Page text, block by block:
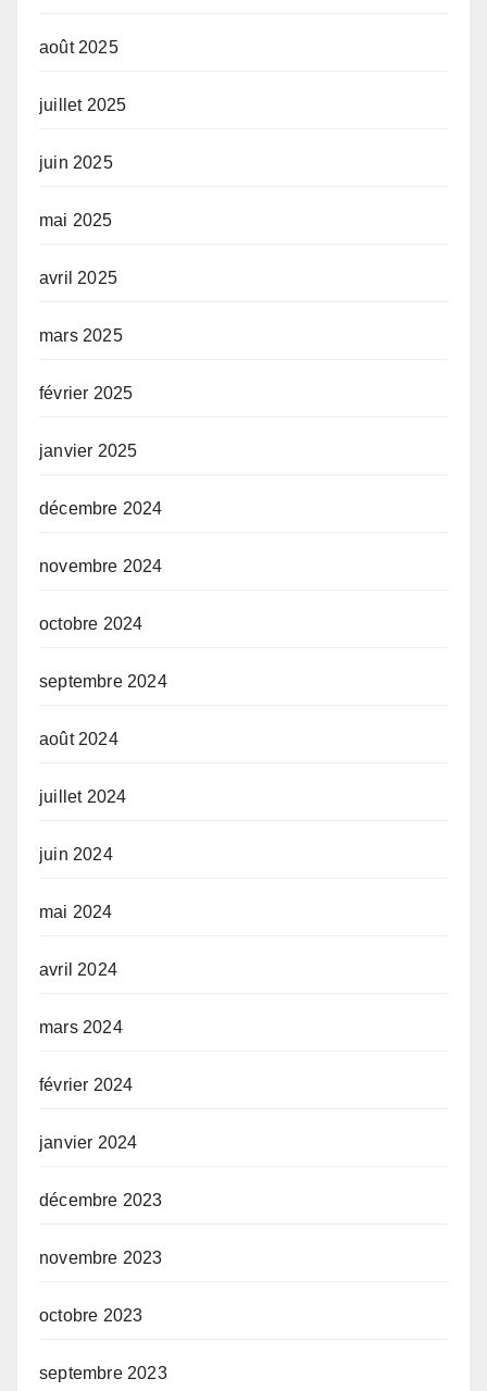
août 2025
juillet 2025
juin 2025
mai 2025
avril 2025
mars 2025
février 2025
janvier 2025
décembre 2024
novembre 2024
octobre 2024
septembre 2024
août 2024
juillet 2024
juin 2024
mai 2024
avril 2024
mars 2024
février 2024
janvier 2024
décembre 2023
novembre 2023
octobre 2023
septembre 2023